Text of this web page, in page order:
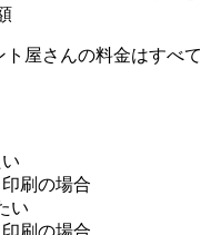
屋さんの料金はすべて